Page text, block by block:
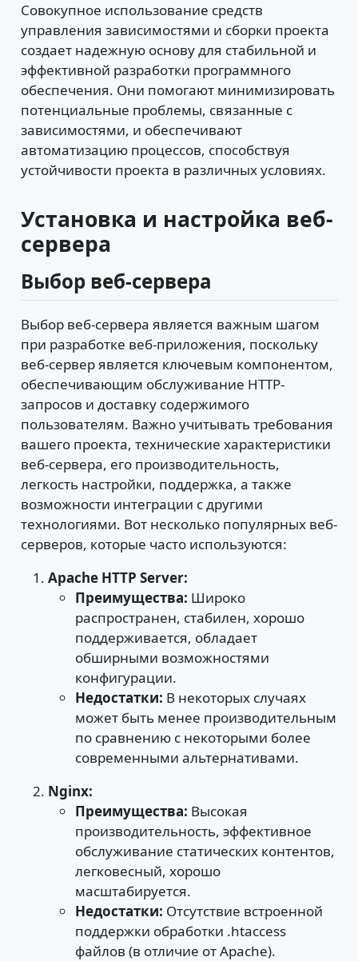
Совокупное использование средств
управления зависимостями и сборки проекта
создает надежную основу для стабильной и
эффективной разработки программного
обеспечения. Они помогают минимизировать
потенциальные проблемы, связанные с
зависимостями, и обеспечивают
автоматизацию процессов, способствуя
устойчивости проекта в различных условиях.
Установка и настройка веб-
сервера
Выбор веб-сервера
Выбор веб-сервера является важным шагом
при разработке веб-приложения, поскольку
веб-сервер является ключевым компонентом,
обеспечивающим обслуживание HTTP-
запросов и доставку содержимого
пользователям. Важно учитывать требования
вашего проекта, технические характеристики
веб-сервера, его производительность,
легкость настройки, поддержка, а также
возможности интеграции с другими
технологиями. Вот несколько популярных веб-
серверов, которые часто используются:
Apache HTTP Server:
Преимущества: Широко
распространен, стабилен, хорошо
поддерживается, обладает
обширными возможностями
конфигурации.
Недостатки: В некоторых случаях
может быть менее производительным
по сравнению с некоторыми более
современными альтернативами.
Nginx:
Преимущества: Высокая
производительность, эффективное
обслуживание статических контентов,
легковесный, хорошо
масштабируется.
Недостатки: Отсутствие встроенной
поддержки обработки .htaccess
файлов (в отличие от Apache).